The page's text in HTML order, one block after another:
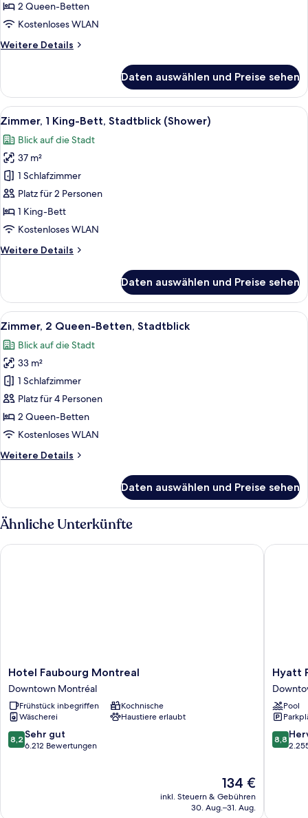
(Shower)
2 Queen-Betten
Kostenloses WLAN
Weitere Details
Weitere
2 Queen-
Betten,
Stadtblick
Daten auswählen und Preise sehen
Alle
Fotos
für
Zimmer,
1 King-
Bett,
Stadtblick
(Shower)
Ein modernes Hotelzimmer mit
4
Zimmer, 1 King-Bett, Stadtblick (Shower)
Blick auf die Stadt
37 m²
1 Schlafzimmer
Platz für 2 Personen
1 King-Bett
Kostenloses WLAN
Weitere Details
Weitere
1 King-
Bett,
Stadtblick
Daten auswählen und Preise sehen
Alle
Fotos
für
Zimmer,
2 Queen-
Betten,
Stadtblick
anzeigen
Ein Hotelzimmer mit zwei Betten,
4
Zimmer, 2 Queen-Betten, Stadtblick
Blick auf die Stadt
33 m²
1 Schlafzimmer
Platz für 4 Personen
2 Queen-Betten
Kostenloses WLAN
Weitere Details
Weitere
2 Queen-
Betten,
Stadtblick
Daten auswählen und Preise sehen
Ähnliche Unterkünfte
Hotel
Faubourg
Montreal
Downtown
Montréal
Hotel Faubourg Montreal
Downtown Montréal
Frühstück inbegriffen
Kochnische
Wäscherei
Haustiere erlaubt
8.2
von
8,2 Sehr gut
6.212 Bewertungen
Der
Preis
beträgt
134 €
inkl. Steuern & Gebühren
30. Aug.–31. Aug.
Hotel Faubourg Montreal
Hyatt
Place
-
Hyatt
Pool
8.8
von
8,8
Hyatt